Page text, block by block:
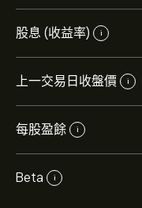
股息 (收益率) i
上一交易日收盤價 i
每股盈餘 i
Beta i